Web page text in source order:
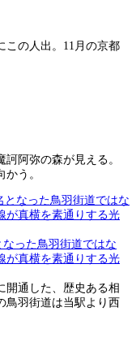
この人出。11月の京都
阿弥の森が見える。
う。
った鳥羽街道ではな
が真横を素通りする光
開通した、歴史ある相
鳥羽街道は当駅より西